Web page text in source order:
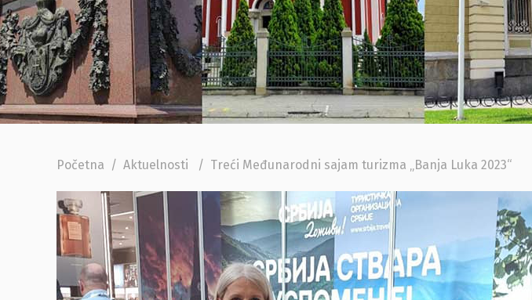
Početna / Aktuelnosti / Treći Međunarodni sajam turizma „Banja Luka 2023“